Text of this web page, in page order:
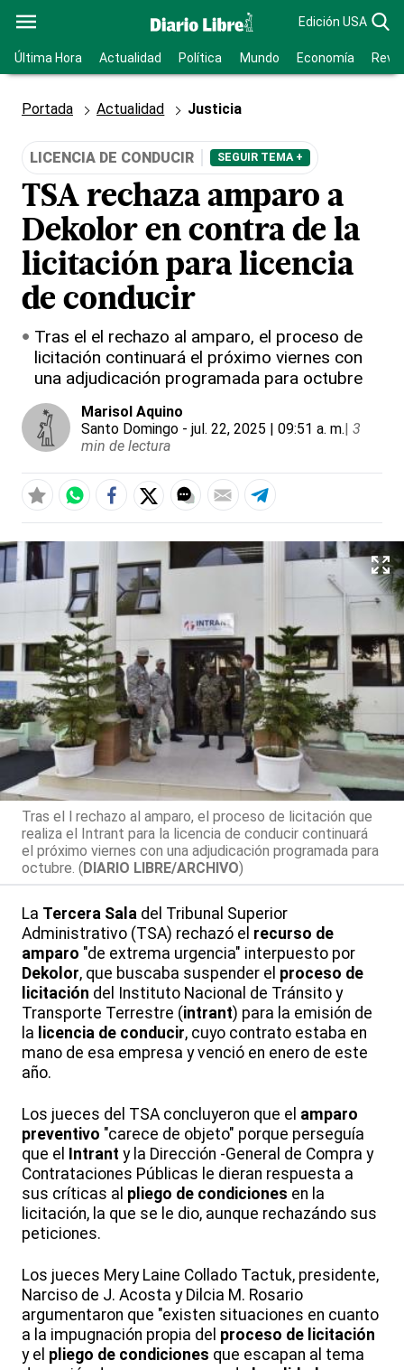
Edición USA
Última Hora Actualidad Política Mundo Economía
Portada Actualidad Justicia
LICENCIA DE CONDUCIR SEGUIR TEMA +
TSA rechaza amparo a
Dekolor en contra de la
licitación para licencia
de conducir
Tras el el rechazo al amparo, el proceso de
licitación continuará el próximo viernes con
una adjudicación programada para octubre
Marisol Aquino
Santo Domingo - jul. 22, 2025 | 09:51 a. m.| 3
min de lectura
Tras el l rechazo al amparo, el proceso de licitación que
realiza el Intrant para la licencia de conducir continuará
el próximo viernes con una adjudicación programada para
octubre. (DIARIO LIBRE/ARCHIVO)
La Tercera Sala del Tribunal Superior
Administrativo (TSA) rechazó el recurso de
amparo "de extrema urgencia" interpuesto por
Dekolor, que buscaba suspender el proceso de
licitación del Instituto Nacional de Tránsito y
Transporte Terrestre (intrant) para la emisión de
la licencia de conducir, cuyo contrato estaba en
mano de esa empresa y venció en enero de este
año.
Los jueces del TSA concluyeron que el amparo
preventivo "carece de objeto" porque perseguía
que el
Intrant y la Dirección -General de Compra y
Contrataciones Públicas le dieran respuesta a
sus críticas al pliego de condiciones en la
licitación, la que se le dio, aunque rechazándo sus
peticiones.
Los jueces Mery Laine Collado Tactuk, presidente,
Narciso de J. Acosta y Dilcia M. Rosario
argumentaron que "existen situaciones en cuanto
a la impugnación propia del proceso de licitación
y el pliego de condiciones que escapan al tema